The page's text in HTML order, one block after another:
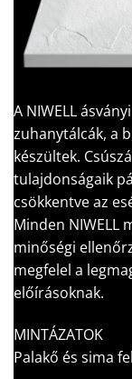
A NIWELL
zuhanytálcák, a
készültek.
tulajdonságaik
csökkentve az
Minden NIWELL
minőségi
megfelel a
előírásoknak.
MINTÁZATOK
Palakő és sima